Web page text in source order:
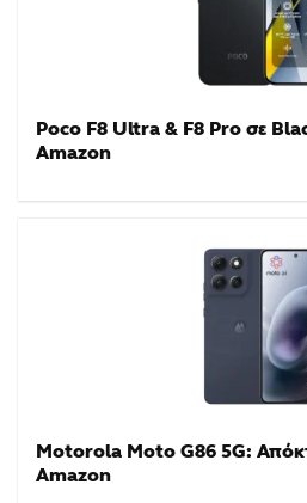
Poco F8 Ultra & F8 Pro σε
Amazon
Motorola Moto G86 5G:
Amazon